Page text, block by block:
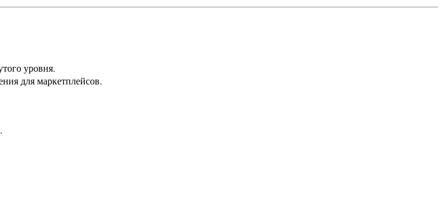
уровня.
для маркетплейсов.